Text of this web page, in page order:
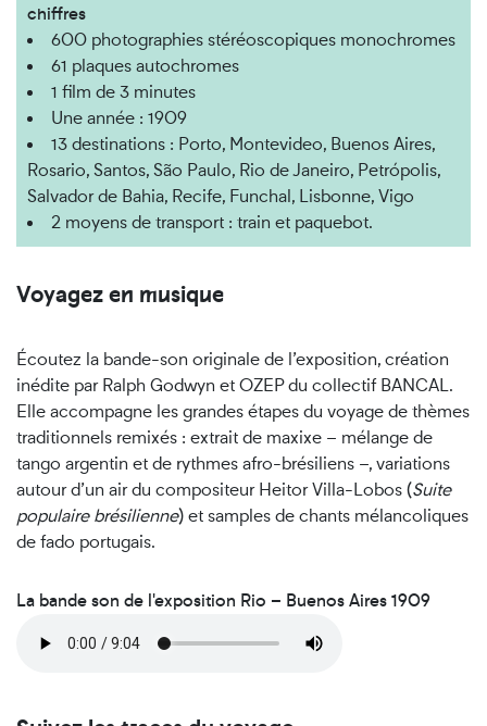
chiffres
600 photographies stéréoscopiques monochromes
61 plaques autochromes
1 film de 3 minutes
Une année : 1909
13 destinations : Porto, Montevideo, Buenos Aires,
Rosario, Santos, São Paulo, Rio de Janeiro, Petrópolis,
Salvador de Bahia, Recife, Funchal, Lisbonne, Vigo
2 moyens de transport : train et paquebot.
Voyagez en musique
Écoutez la bande-son originale de l’exposition, création
inédite par Ralph Godwyn et OZEP du collectif BANCAL.
Elle accompagne les grandes étapes du voyage de thèmes
traditionnels remixés : extrait de maxixe – mélange de
tango argentin et de rythmes afro-brésiliens –, variations
autour d’un air du compositeur Heitor Villa-Lobos (Suite
populaire brésilienne) et samples de chants mélancoliques
de fado portugais.
La bande son de l'exposition Rio – Buenos Aires 1909